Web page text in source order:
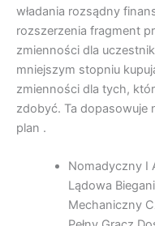
władania rozsądny
rozszerzenia fragment
zmienności dla
mniejszym stopniu
zmienności dla tych,
zdobyć. Ta dopasowuje
plan .
Nomadyczny I
Lądowa
Mechaniczny